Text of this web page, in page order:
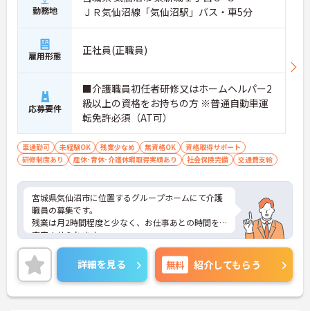
勤務地
ＪＲ気仙沼線「気仙沼駅」バス・車5分
雇用形態 正社員(正職員)
応募要件
■介護職員初任者研修又はホームヘルパー2
級以上の資格をお持ちの方 ※普通自動車運
転免許必須（AT可）
車通勤可 未経験OK 残業少なめ 無資格OK
資格取得サポート
研修制度あり
産休･育休･介護休暇取得実績あり 社会保険完備 交通費支給
宮城県気仙沼市に位置するグループホームにて介護
職員の募集です。
残業は月2時間程度と少なく、お仕事あとの時間を
充実させられます。
お子様の学校行事などによる休日取得などにも、柔
軟にご対応いただける職場です！
ご興味のある方には、面接対策ポイントなど、さら
に詳細をお話しいたしますので、お気軽にご相談く
ださい。
詳細を見る 無料 紹介してもらう